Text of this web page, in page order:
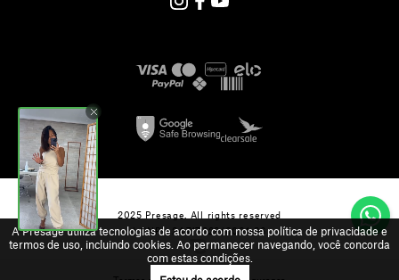
2025 Presage. All rights reserved
| CNPJ: 24.717.329/0001-36
A Presage utiliza tecnologias de acordo com nossa política de privacidade e
termos de uso, incluindo cookies. Ao permanecer navegando, você concorda
com estas condições.